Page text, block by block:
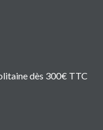
dès 300€ TTC